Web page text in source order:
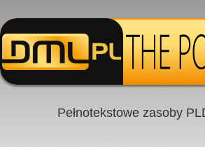
Pełnotekstowe zasoby